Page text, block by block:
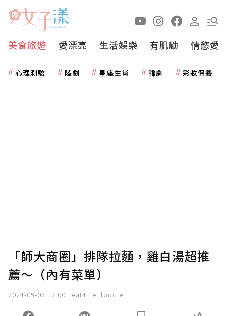
美食旅遊 愛漂亮 生活娛樂 有肌勵 情慾愛
心理測驗 陸劇 星座生肖 韓劇 彩妝保養
「師大商圈」排隊拉麵，雞白湯超推
薦～（內有菜單）
2024-05-03 12:00 eat4life_foodie